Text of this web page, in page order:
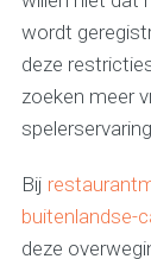
wordt
deze
zoeken meer
Bij
buitenlandse-
deze